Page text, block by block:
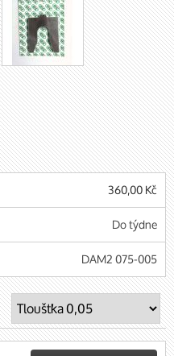
360,00 Kč
Do týdne
DAM2 075-005